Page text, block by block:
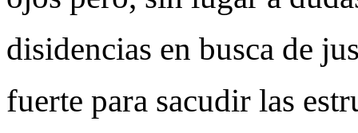
disidencias en busca de
fuerte para sacudir las